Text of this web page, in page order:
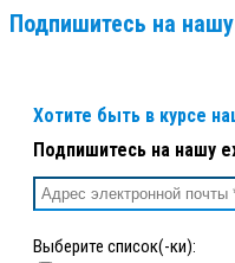
Подпишитесь на
Хотите быть в курсе
Подпишитесь на нашу
Выберите список(-ки):